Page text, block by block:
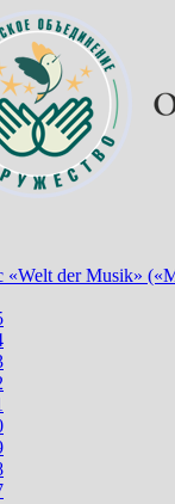
«Welt der Musik»